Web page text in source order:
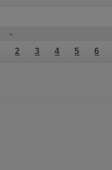
»
2 3 4 5 6